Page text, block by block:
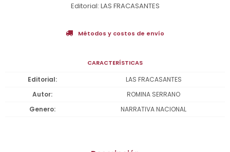
Editorial: LAS FRACASANTES
Métodos y costos de envío
CARACTERÍSTICAS
Editorial
LAS FRACASANTES
Autor
ROMINA SERRANO
Genero
NARRATIVA NACIONAL